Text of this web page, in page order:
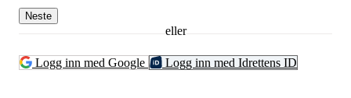
Neste
eller
Logg inn med Google Logg inn med Idrettens ID